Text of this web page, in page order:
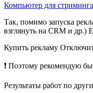
Компьютер для
Так, помимо запуска
взглянуть на CRM и др.)
Купить рекламу
❗ Поэтому рекомендую
Результаты работ по